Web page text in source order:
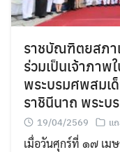
ราชบัณฑิตยสภ
ร่วมเป็นเจ้าภา
พระบรมศพสมเ
ราชินีนาถ พระบ
19/04/2569 แ
เมื่อวันศุกร์ที่ ๑๗ เม